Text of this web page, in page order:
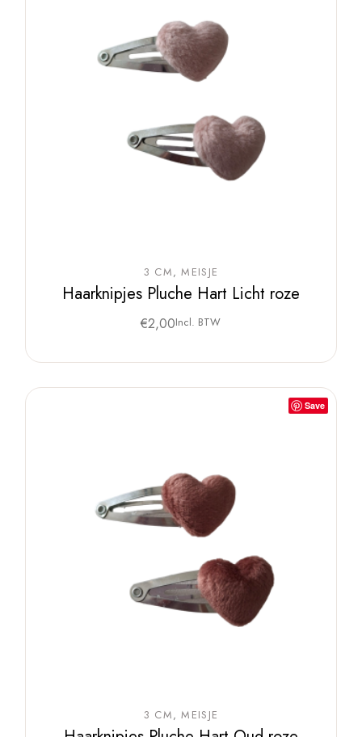
3 CM MEISJE
Haarknipjes Pluche Hart Licht roze
€2,00Incl. BTW
Save
3 CM MEISJE